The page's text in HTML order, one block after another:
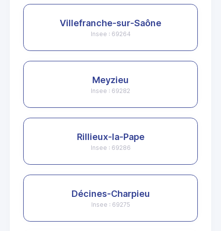
Villefranche-sur-Saône
Insee : 69264
Meyzieu
Insee : 69282
Rillieux-la-Pape
Insee : 69286
Décines-Charpieu
Insee : 69275